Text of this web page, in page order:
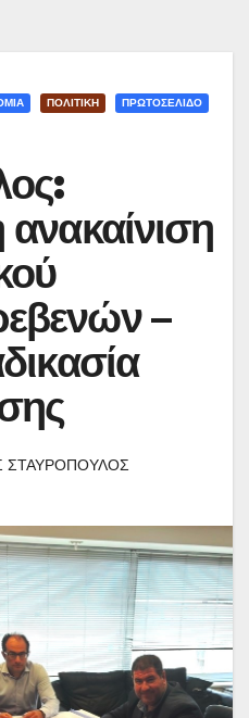
ΠΟΛΙΤΙΚΗ ΠΡΩΤΟΣΕΛΙΔΟ
–
ΣΤΑΥΡΟΠΟΥΛΟΣ